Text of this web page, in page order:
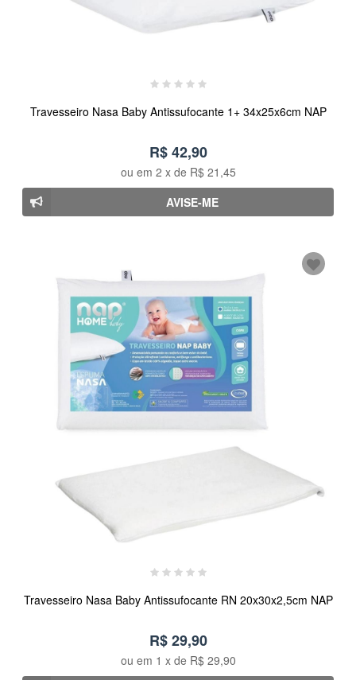
Travesseiro Nasa Baby Antissufocante 1+ 34x25x6cm NAP
R$ 42,90
ou em 2 x de R$ 21,45
AVISE-ME
Travesseiro Nasa Baby Antissufocante RN 20x30x2,5cm NAP
R$ 29,90
ou em 1 x de R$ 29,90